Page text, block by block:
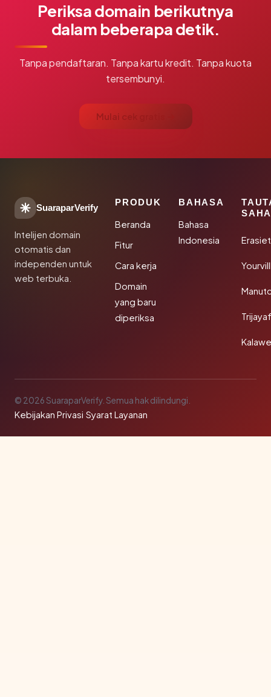
Periksa domain berikutnya
dalam beberapa detik.
Tanpa pendaftaran. Tanpa kartu kredit. Tanpa kuota
tersembunyi.
Mulai cek gratis →
SuaraparVerify
Intelijen domain
otomatis dan
independen untuk
web terbuka.
PRODUK
Beranda
Fitur
Cara kerja
Domain
yang baru
diperiksa
BAHASA
Bahasa
Indonesia
© 2026 SuaraparVerify. Semua hak dilindungi.
Kebijakan Privasi·Syarat Layanan